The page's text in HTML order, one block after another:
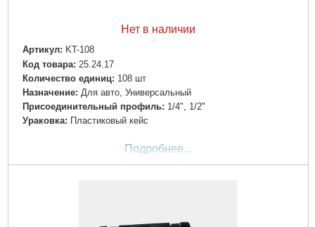
Нет в наличии
Артикул: KT-108
Код товара: 25.24.17
Количество единиц: 108 шт
Назначение: Для авто, Универсальный
Пpиcoeдинитeльный пpoфиль: 1/4", 1/2"
Ураковка: Пластиковый кейс
Подробнее...